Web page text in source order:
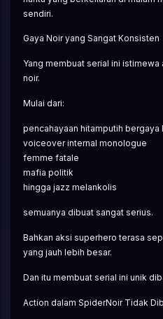
sendiri.
Gaya Noir yang Sangat Konsisten
Yang membuat serial ini
noir.
Mulai dari:
pencahayaan hitamputih bergaya
voiceover internal monologue
femme fatale
mafia politik
hingga jazz melankolis
semuanya dibuat sangat serius.
Bahkan aksi superhero terasa
yang jauh lebih besar.
Dan itu membuat serial ini unik
Action dalam SpiderNoir Tidak